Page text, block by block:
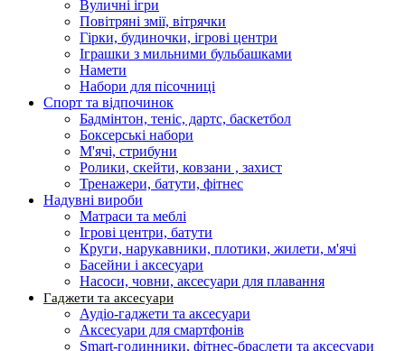
Вуличні ігри
Повітряні змії, вітрячки
Гірки, будиночки, ігрові центри
Іграшки з мильними бульбашками
Намети
Набори для пісочниці
Спорт та відпочинок
Бадмінтон, теніс, дартс, баскетбол
Боксерські набори
М'ячі, стрибуни
Ролики, скейти, ковзани , захист
Тренажери, батути, фітнес
Надувні вироби
Матраси та меблі
Ігрові центри, батути
Круги, нарукавники, плотики, жилети, м'ячі
Басейни і аксесуари
Насоси, човни, аксесуари для плавання
Гаджети та аксесуари
Аудіо-гаджети та аксесуари
Аксесуари для смартфонів
Smart-годинники, фітнес-браслети та аксесуари